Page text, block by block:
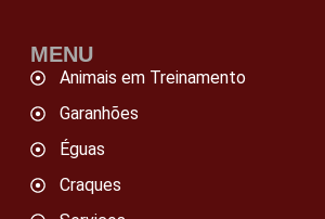
MENU
Animais em Treinamento
Garanhões
Éguas
Craques